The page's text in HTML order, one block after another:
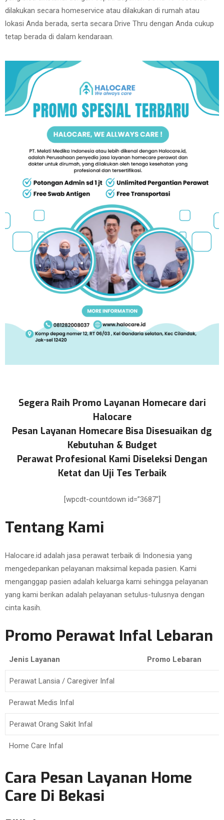
dilakukan secara homeservice atau dilakukan di rumah atau
lokasi Anda berada, serta secara Drive Thru dengan Anda cukup
tetap berada di dalam kendaraan.
Segera Raih Promo Layanan Homecare dari
Halocare
Pesan Layanan Homecare Bisa Disesuaikan dg
Kebutuhan & Budget
Perawat Profesional Kami Diseleksi Dengan
Ketat dan Uji Tes Terbaik
[wpcdt-countdown id=”3687″]
Tentang Kami
Halocare.id adalah jasa perawat terbaik di Indonesia yang
mengedepankan pelayanan maksimal kepada pasien. Kami
menganggap pasien adalah keluarga kami sehingga pelayanan
yang kami berikan adalah pelayanan setulus-tulusnya dengan
cinta kasih.
Promo Perawat Infal Lebaran
Jenis Layanan Promo Lebaran
Perawat Lansia / Caregiver Infal
Perawat Medis Infal
Perawat Orang Sakit Infal
Home Care Infal
Cara Pesan Layanan Home
Care Di Bekasi